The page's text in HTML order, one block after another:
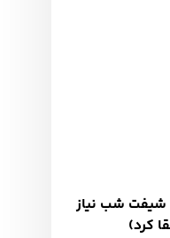
شیفت شب نیاز
کرد)